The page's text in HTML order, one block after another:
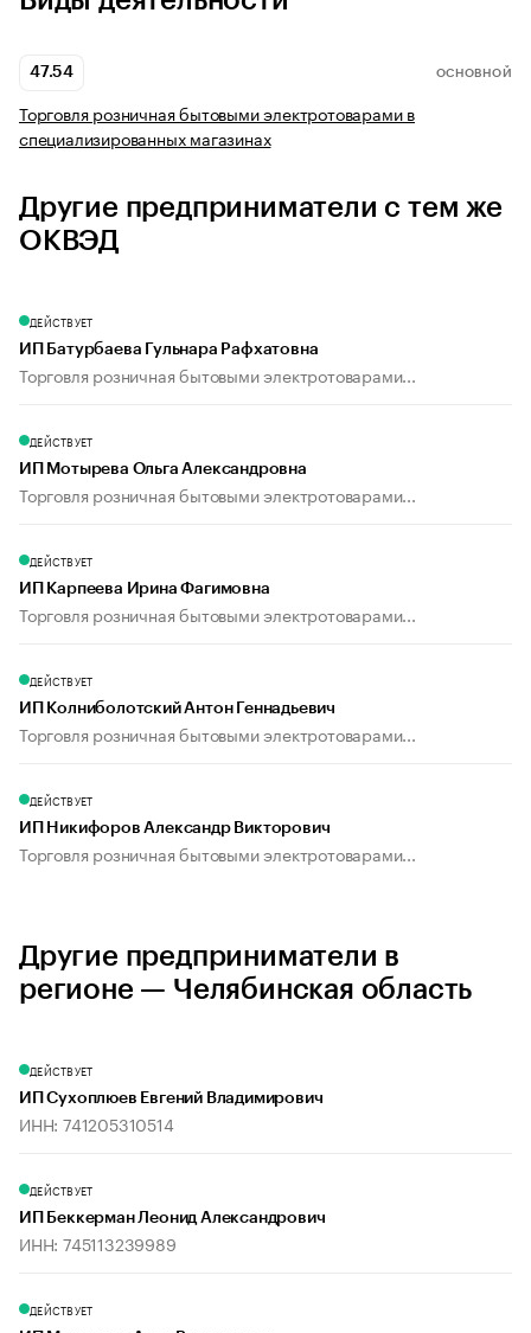
47.54 ОСНОВНОЙ
Торговля розничная бытовыми электротоварами в
специализированных магазинах
Другие предприниматели с тем же
ОКВЭД
ДЕЙСТВУЕТ
ИП Батурбаева Гульнара Рафхатовна
Торговля розничная бытовыми электротоварами...
ДЕЙСТВУЕТ
ИП Мотырева Ольга Александровна
Торговля розничная бытовыми электротоварами...
ДЕЙСТВУЕТ
ИП Карпеева Ирина Фагимовна
Торговля розничная бытовыми электротоварами...
ДЕЙСТВУЕТ
ИП Колниболотский Антон Геннадьевич
Торговля розничная бытовыми электротоварами...
ДЕЙСТВУЕТ
ИП Никифоров Александр Викторович
Торговля розничная бытовыми электротоварами...
Другие предприниматели в
регионе — Челябинская область
ДЕЙСТВУЕТ
ИП Сухоплюев Евгений Владимирович
ИНН: 741205310514
ДЕЙСТВУЕТ
ИП Беккерман Леонид Александрович
ИНН: 745113239989
ДЕЙСТВУЕТ